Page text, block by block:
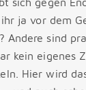
ja vor dem
Andere sind
kein eigenes
Hier wird